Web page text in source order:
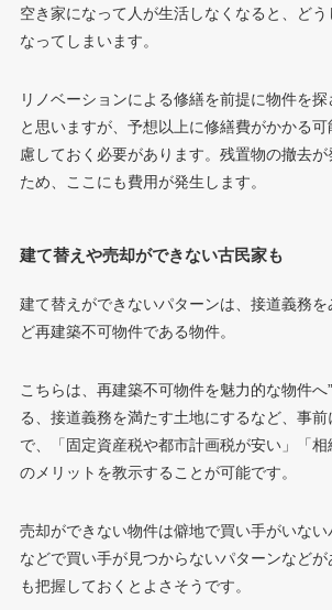
空き家になって人が生活しなくなると、どう
なってしまいます。
リノベーションによる修繕を前提に物件を
と思いますが、予想以上に修繕費がかかる
慮しておく必要があります。残置物の撤去
ため、ここにも費用が発生します。
建て替えや売却ができない古民家も
建て替えができないパターンは、接道義務
ど再建築不可物件である物件。
こちらは、再建築不可物件を魅力的な物件へ
る、接道義務を満たす土地にするなど、事前
で、「固定資産税や都市計画税が安い」「
のメリットを教示することが可能です。
売却ができない物件は僻地で買い手がいな
などで買い手が見つからないパターンなどが
も把握しておくとよさそうです。